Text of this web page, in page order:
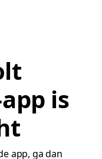
is
app, ga dan